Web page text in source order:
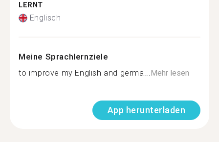
LERNT
Englisch
Meine Sprachlernziele
to improve my English and germa...Mehr lesen
App herunterladen